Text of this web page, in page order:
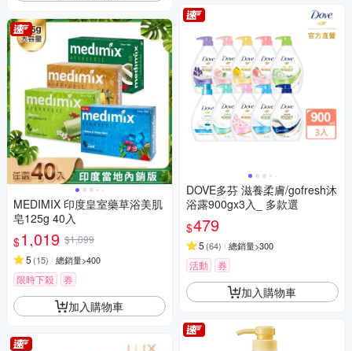
MEDIMIX 印度皇室藥草浴美肌
皂125g 40入
$1,019 $1,099
5 (15) 總銷量>400
限時下殺 券
加入購物車
DOVE多芬 滋養柔膚/gofresh沐
浴露900gx3入_ 多款選
$479
5 (64) 總銷量>300
活動 券
加入購物車